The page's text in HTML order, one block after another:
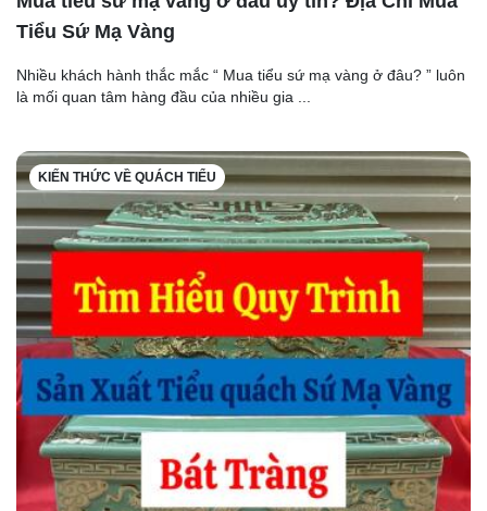
Tiểu Sứ Mạ Vàng
Nhiều khách hành thắc mắc “ Mua tiểu sứ mạ vàng ở đâu? ” luôn
là mối quan tâm hàng đầu của nhiều gia ...
KIẾN THỨC VỀ QUÁCH TIỂU